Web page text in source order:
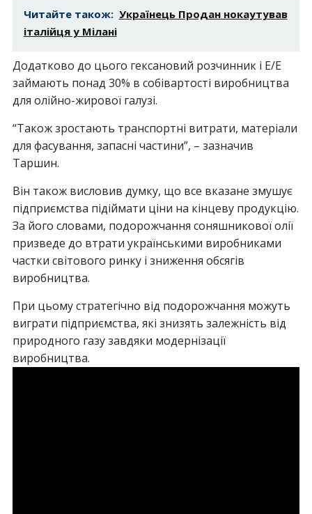
Читайте також: Українець Продан нокаутував
італійця у Мілані
Додатково до цього гексановий розчинник і Е/Е
займають понад 30% в собівартості виробництва
для олійно-жирової галузі.
“Також зростають транспортні витрати, матеріали
для фасування, запасні частини”, – зазначив
Таршин.
Він також висловив думку, що все вказане змушує
підприємства підіймати ціни на кінцеву продукцію.
За його словами, подорожчання соняшникової олії
призведе до втрати українськими виробниками
частки світового ринку і зниження обсягів
виробництва.
При цьому стратегічно від подорожчання можуть
виграти підприємства, які знизять залежність від
природного газу завдяки модернізації
виробництва.